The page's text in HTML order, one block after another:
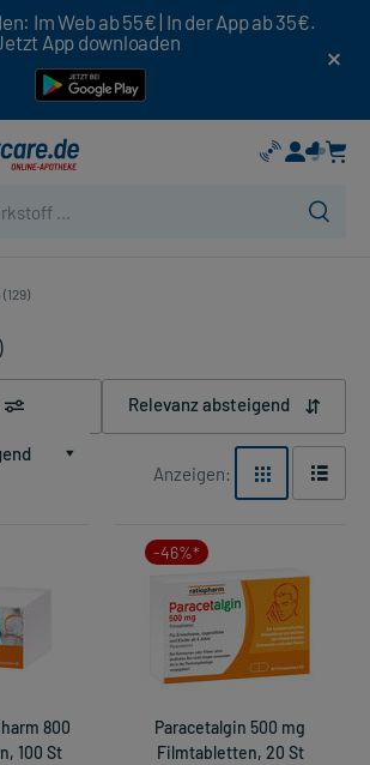
Im Web ab 55€ | In der App ab 35€.
App downloaden
Relevanz absteigend
Anzeigen:
800
100 St
-46%*
Paracetalgin 500 mg
Filmtabletten, 20 St